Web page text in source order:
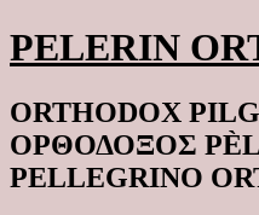
Sari
la
PELERIN
ORTHODOX
ΟΡΘΟΔΟΞΟΣ
PELLEGRINO